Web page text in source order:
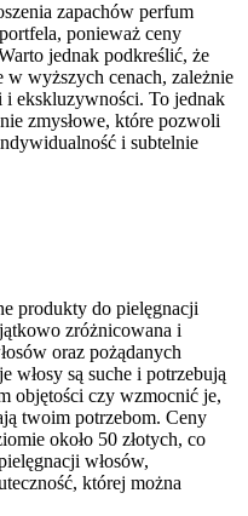
zapachów perfum
ponieważ ceny
jednak podkreślić, że
w wyższych cenach, zależnie
ekskluzywności. To jednak
zmysłowe, które pozwoli
i subtelnie
produkty do pielęgnacji
zróżnicowana i
oraz pożądanych
włosy są suche i potrzebują
objętości czy wzmocnić je,
twoim potrzebom. Ceny
około 50 złotych, co
włosów,
której można